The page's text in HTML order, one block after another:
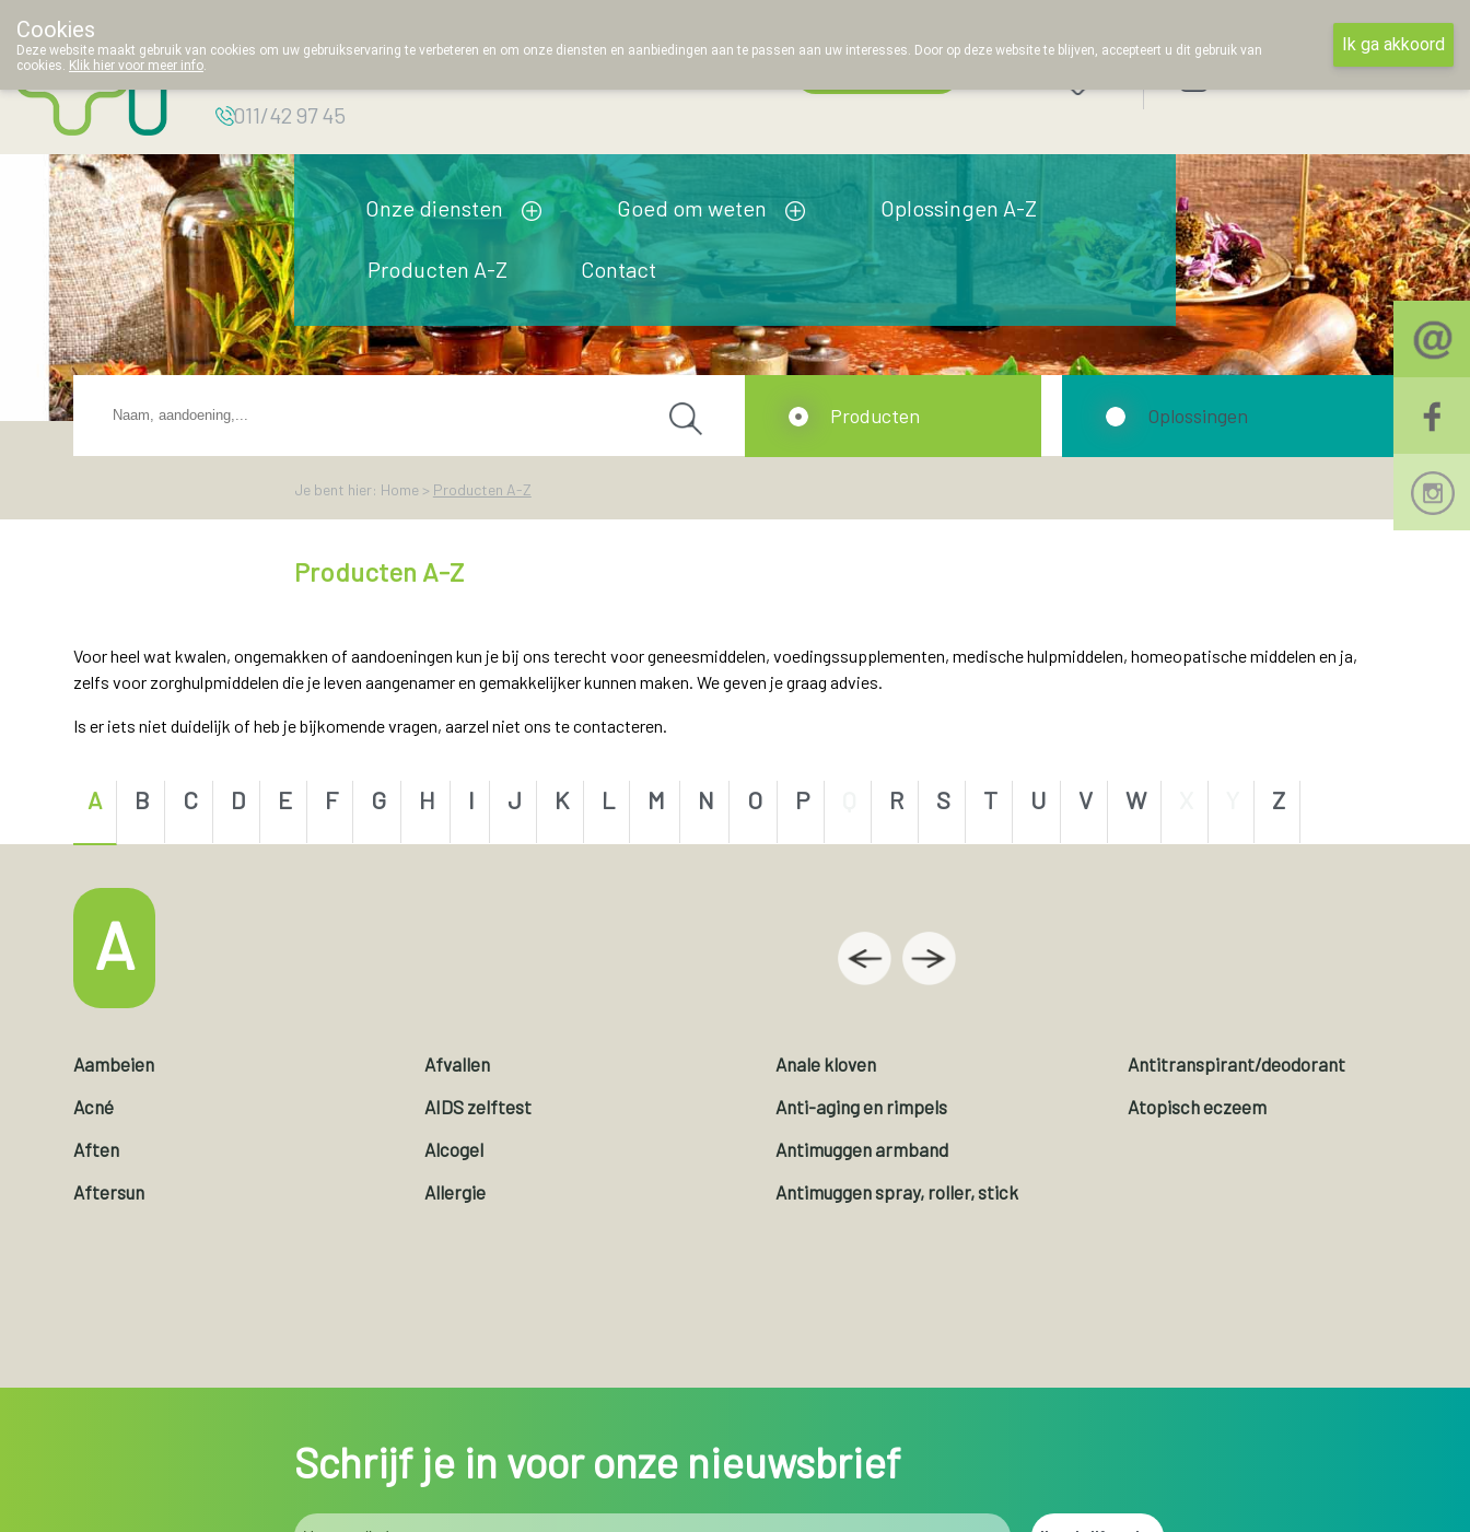
Apotheek
011/42 97 45
Onze diensten Goed om weten Oplossingen A-Z
Producten A-Z Contact
Je bent hier: Home > Producten A-Z
Producten A-Z
Producten Oplossingen
Voor heel wat kwalen, ongemakken of aandoeningen kun je bij ons terecht voor geneesmiddelen, voedingssupplementen, medische hulpmiddelen, homeopatische middelen en ja,
zelfs voor zorghulpmiddelen die je leven aangenamer en gemakkelijker kunnen maken. We geven je graag advies.
Is er iets niet duidelijk of heb je bijkomende vragen, aarzel niet ons te contacteren.
A B C D E F G H I J K L M N O P R S T U V W Z
A
Aambeien
Acné
Aften
Aftersun
Afvallen
AIDS zelftest
Alcogel
Allergie
Anale kloven
Anti-aging en rimpels
Antimuggen armband
Antimuggen spray, roller, stick
Antitranspirant/deodorant
Atopisch eczeem
Schrijf je in voor onze nieuwsbrief
Cookies
Deze website maakt gebruik van cookies om uw gebruikservaring te verbeteren en om onze diensten en aanbiedingen aan te passen aan uw interesses. Door op deze website te blijven, accepteert u dit gebruik van
cookies. Klik hier voor meer info.
Ik ga akkoord